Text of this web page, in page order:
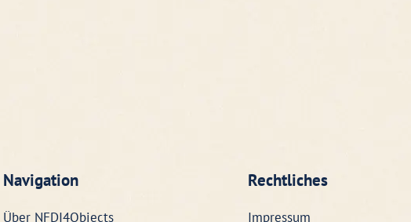
Navigation
Über NFDI4Objects
Rechtliches
Impressum